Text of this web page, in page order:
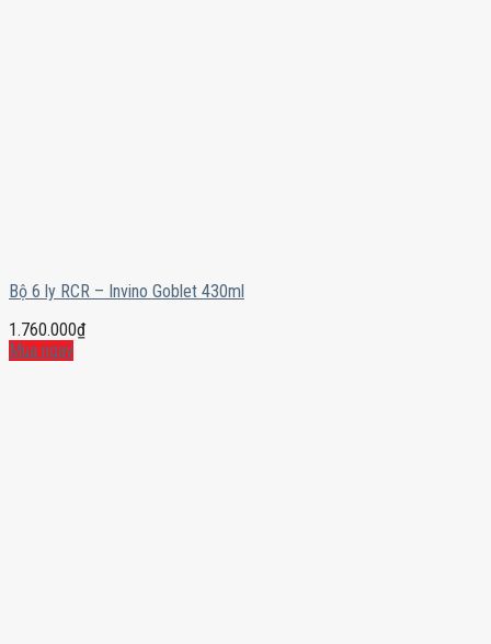
Bộ 6 ly RCR – Invino Goblet 430ml
1.760.000₫
Mua ngay